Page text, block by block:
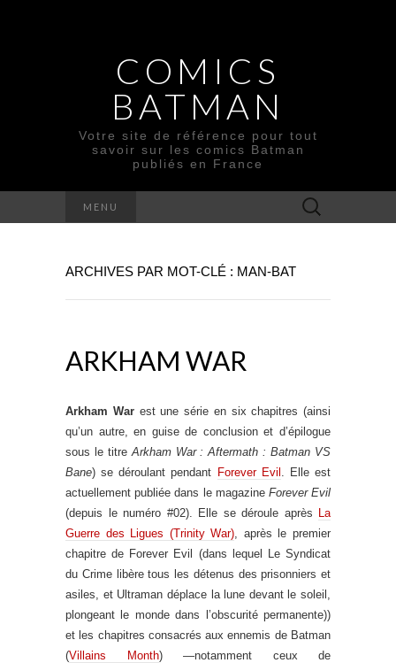
COMICS
BATMAN
Votre site de référence pour tout
savoir sur les comics Batman
publiés en France
MENU Rechercher :
ARCHIVES PAR MOT-CLÉ : MAN-BAT
ARKHAM WAR
Arkham Warest une série en six chapitres (ainsi
qu’un autre, en guise de conclusion et d’épilogue
sous le titreArkham War : Aftermath : Batman VS
Bane) se déroulant pendant Forever Evil . Elle est
actuellement publiée dans le magazine Forever Evil
(depuis le numéro #02). Elle se déroule après La
Guerre des Ligues (Trinity War), après le premier
chapitre de Forever Evil (dans lequel Le Syndicat
du Crime libère tous les détenus des prisonniers et
asiles, et Ultraman déplace la lune devant le soleil,
plongeant le monde dans l’obscurité permanente))
et les chapitres consacrés aux ennemis de Batman
(Villains Month) —notamment ceux de